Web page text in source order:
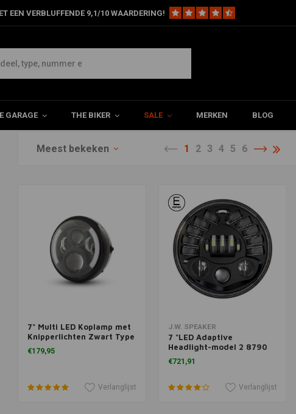
EEN VERBLUFFENDE 9,1/10 WAARDERING!
GARAGE THE BIKER SALE MERKEN BLOG
Meest bekeken 1 2 3 4 5 6
Meer informatie
7" Multi LED Koplamp met
Knipperlichten Zwart Type
2
€179,95
Verlanglijst
Toevoegen aan winkelwagen
J.W. SPEAKER
7 "LED Adaptive
Headlight-model 2 8790
Zwart
€721,91
Verlanglijst